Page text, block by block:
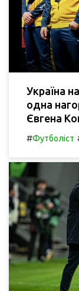
Україна
одна
Євгена
#Футболіст